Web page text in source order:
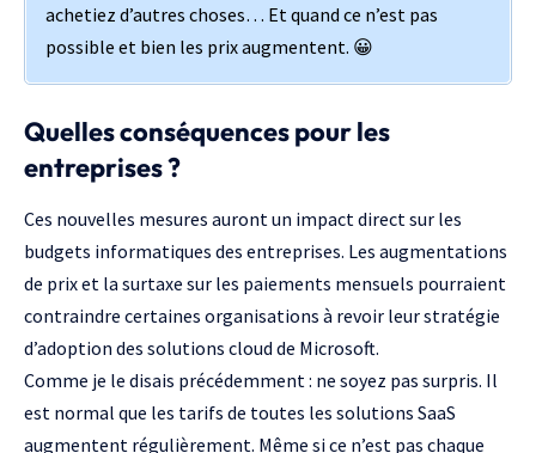
achetiez d’autres choses… Et quand ce n’est pas
possible et bien les prix augmentent. 😀
Quelles conséquences pour les
entreprises ?
Ces nouvelles mesures auront un impact direct sur les
budgets informatiques des entreprises. Les augmentations
de prix et la surtaxe sur les paiements mensuels pourraient
contraindre certaines organisations à revoir leur stratégie
d’adoption des solutions cloud de Microsoft.
Comme je le disais précédemment : ne soyez pas surpris. Il
est normal que les tarifs de toutes les solutions SaaS
augmentent régulièrement. Même si ce n’est pas chaque